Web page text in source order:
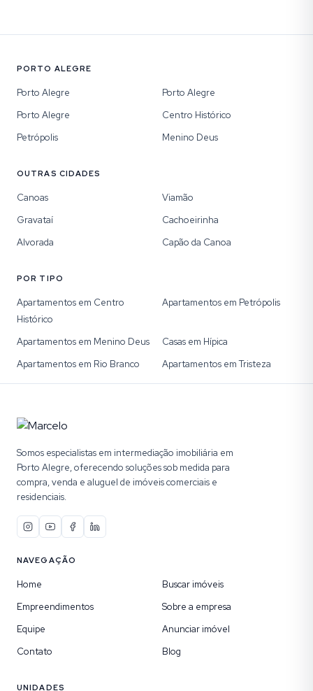
PORTO ALEGRE
Porto Alegre
Porto Alegre
Porto Alegre
Centro Histórico
Petrópolis
Menino Deus
OUTRAS CIDADES
Canoas
Viamão
Gravataí
Cachoeirinha
Alvorada
Capão da Canoa
POR TIPO
Apartamentos em Centro
Histórico
Apartamentos em Petrópolis
Apartamentos em Menino Deus
Casas em Hípica
Apartamentos em Rio Branco
Apartamentos em Tristeza
Somos especialistas em intermediação imobiliária em
Porto Alegre, oferecendo soluções sob medida para
compra, venda e aluguel de imóveis comerciais e
residenciais.
NAVEGAÇÃO
Home
Buscar imóveis
Empreendimentos
Sobre a empresa
Equipe
Anunciar imóvel
Contato
Blog
UNIDADES